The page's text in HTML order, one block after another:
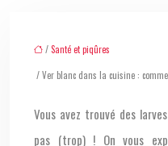
/Santé et piqûres
/ Ver blanc dans la cuisine :
Vous avez trouvé des
pas (trop) ! On vous